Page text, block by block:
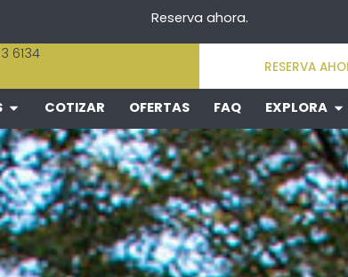
Reserva ahora.
6134
RESERVA
COTIZAR OFERTAS FAQ EXPLORA